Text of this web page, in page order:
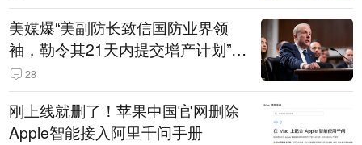
美媒爆“美副防长致信国防业界领
袖，勒令其21天内提交增产计划”，
五角大楼回应
28
刚上线就删了！苹果中国官网删除
Apple智能接入阿里千问手册